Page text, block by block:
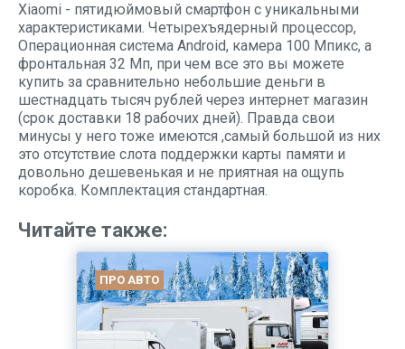
Xiaomi - пятидюймовый смартфон с уникальными
характеристиками. Четырехъядерный процессор,
Операционная система Android, камера 100 Mпикс, а
фронтальная 32 Мп, при чем все это вы можете
купить за сравнительно небольшие деньги в
шестнадцать тысяч рублей через интернет магазин
(срок доставки 18 рабочих дней). Правда свои
минусы у него тоже имеются ,самый большой из них
это отсутствие слота поддержки карты памяти и
довольно дешевенькая и не приятная на ощупь
коробка. Комплектация стандартная.
Читайте также:
ПРО АВТО